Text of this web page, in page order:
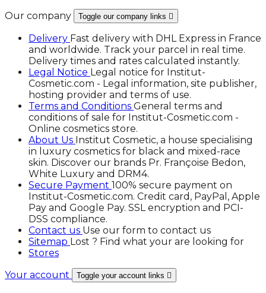
Our company
Toggle our company links 
Delivery Fast delivery with DHL Express in France
and worldwide. Track your parcel in real time.
Delivery times and rates calculated instantly.
Legal Notice Legal notice for Institut-
Cosmetic.com - Legal information, site publisher,
hosting provider and terms of use.
Terms and Conditions General terms and
conditions of sale for Institut-Cosmetic.com -
Online cosmetics store.
About Us Institut Cosmetic, a house specialising
in luxury cosmetics for black and mixed-race
skin. Discover our brands Pr. Françoise Bedon,
White Luxury and DRM4.
Secure Payment 100% secure payment on
Institut-Cosmetic.com. Credit card, PayPal, Apple
Pay and Google Pay. SSL encryption and PCI-
DSS compliance.
Contact us Use our form to contact us
Sitemap Lost ? Find what your are looking for
Stores
Your account
Toggle your account links 